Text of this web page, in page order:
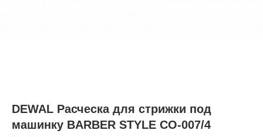
DEWAL Расческа для стрижки под
машинку BARBER STYLE CO-007/4